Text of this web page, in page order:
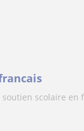
scolaire en